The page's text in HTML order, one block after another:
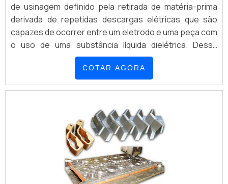
de usinagem definido pela retirada de matéria-prima
derivada de repetidas descargas elétricas que são
capazes de ocorrer entre um eletrodo e uma peça com
o uso de uma substância líquida dielétrica. Dessa
forma, esse tipo de usinagem feita por meio da
eletroerosão, é uma técnica utilizada para criar peças
que são submergidas em um líquido que não permite o
COTAR AGORA